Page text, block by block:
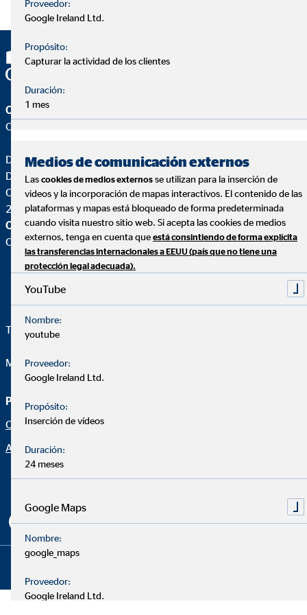
OVB Allfinanz España S.A.
Oficina | Madrid
Daniel Pérez Esteban
Director de Agencia para OVB
C. Ríos Rosas, 3
28003 Madrid
OVB Allfinanz España S.A.
Oficina |
Telefon: +34 647 965 205
Mail:daniel.perez@ovb.es
Página de asesoramiento
Oportunidad profesional
Aviso legal
Copyright © 2026 by OVB Allfinanz España S.A. | All Rights
Proveedor:
Google Ireland Ltd.
Propósito:
Capturar la actividad de los clientes
Duración:
1 mes
Medios de comunicación externos
Las cookies de medios externos se utilizan para la inserción de
videos y la incorporación de mapas interactivos. El contenido de las
plataformas y mapas está bloqueado de forma predeterminada
cuando visita nuestro sitio web. Si acepta las cookies de medios
externos, tenga en cuenta que está consintiendo de forma explícita
las transferencias internacionales a EEUU (país que no tiene una
protección legal adecuada).
YouTube
Nombre:
youtube
Proveedor:
Google Ireland Ltd.
Propósito:
Inserción de vídeos
Duración:
24 meses
Google Maps
Nombre:
google_maps
Proveedor:
Google Ireland Ltd.